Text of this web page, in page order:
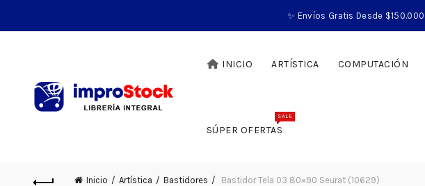
✨ Envíos Gratis Desde
INICIO ARTÍSTICA COMPUTACIÓN
SÚPER OFERTAS
SALE
Inicio Artística Bastidores Bastidor Tela 03 80×90 Seurat (10629)